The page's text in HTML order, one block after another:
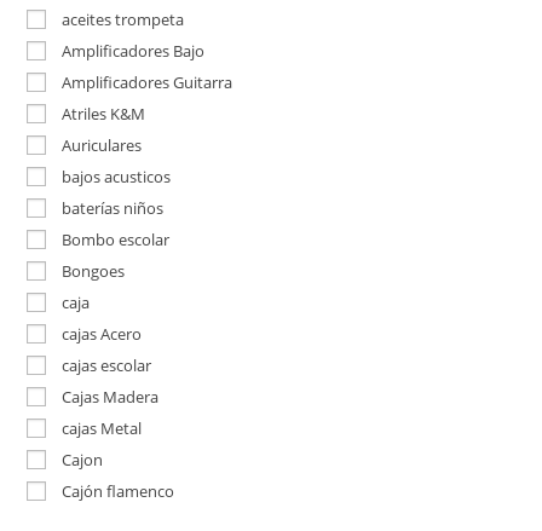
aceites trompeta
Amplificadores Bajo
Amplificadores Guitarra
Atriles K&M
Auriculares
bajos acusticos
baterías niños
Bombo escolar
Bongoes
caja
cajas Acero
cajas escolar
Cajas Madera
cajas Metal
Cajon
Cajón flamenco